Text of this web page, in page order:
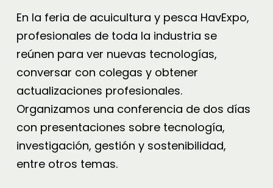
En la feria de acuicultura y pesca HavExpo,
profesionales de toda la industria se
reúnen para ver nuevas tecnologías,
conversar con colegas y obtener
actualizaciones profesionales.
Organizamos una conferencia de dos días
con presentaciones sobre tecnología,
investigación, gestión y sostenibilidad,
entre otros temas.